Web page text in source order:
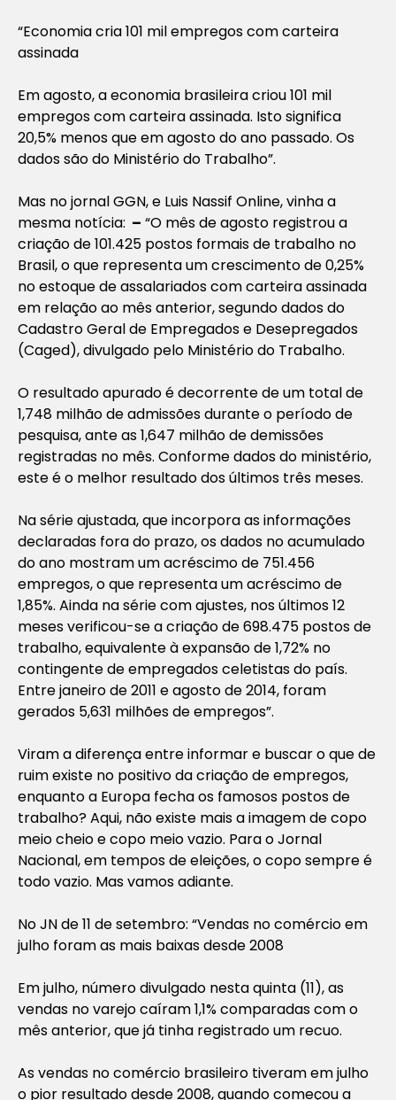
“Economia cria 101 mil empregos com carteira
assinada
Em agosto, a economia brasileira criou 101 mil
empregos com carteira assinada. Isto significa
20,5% menos que em agosto do ano passado. Os
dados são do Ministério do Trabalho”.
Mas no jornal GGN, e Luis Nassif Online, vinha a
mesma notícia: – “O mês de agosto registrou a
criação de 101.425 postos formais de trabalho no
Brasil, o que representa um crescimento de 0,25%
no estoque de assalariados com carteira assinada
em relação ao mês anterior, segundo dados do
Cadastro Geral de Empregados e Desepregados
(Caged), divulgado pelo Ministério do Trabalho.
O resultado apurado é decorrente de um total de
1,748 milhão de admissões durante o período de
pesquisa, ante as 1,647 milhão de demissões
registradas no mês. Conforme dados do ministério,
este é o melhor resultado dos últimos três meses.
Na série ajustada, que incorpora as informações
declaradas fora do prazo, os dados no acumulado
do ano mostram um acréscimo de 751.456
empregos, o que representa um acréscimo de
1,85%. Ainda na série com ajustes, nos últimos 12
meses verificou-se a criação de 698.475 postos de
trabalho, equivalente à expansão de 1,72% no
contingente de empregados celetistas do país.
Entre janeiro de 2011 e agosto de 2014, foram
gerados 5,631 milhões de empregos”.
Viram a diferença entre informar e buscar o que de
ruim existe no positivo da criação de empregos,
enquanto a Europa fecha os famosos postos de
trabalho? Aqui, não existe mais a imagem de copo
meio cheio e copo meio vazio. Para o Jornal
Nacional, em tempos de eleições, o copo sempre é
todo vazio. Mas vamos adiante.
No JN de 11 de setembro: “Vendas no comércio em
julho foram as mais baixas desde 2008
Em julho, número divulgado nesta quinta (11), as
vendas no varejo caíram 1,1% comparadas com o
mês anterior, que já tinha registrado um recuo.
As vendas no comércio brasileiro tiveram em julho
o pior resultado desde 2008, quando começou a